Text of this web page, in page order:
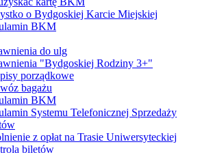
o Bydgoskiej Karcie Miejskiej
BKM
do ulg
"Bydgoskiej Rodziny 3+"
porządkowe
bagażu
BKM
Systemu Telefonicznej Sprzedaży
z opłat na Trasie Uniwersyteckiej
biletów